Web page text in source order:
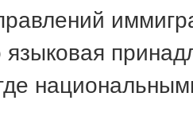
языковая